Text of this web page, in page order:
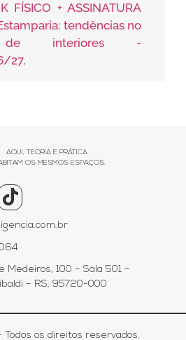
FÍSICO + ASSINATURA
tendências no
de interiores -
27.
AQUI, TEORIA E PRÁTICA
OS MESMOS ESPAÇOS.
Medeiros, 100 – Sala 501 –
– RS, 95720-000
os direitos reservados.